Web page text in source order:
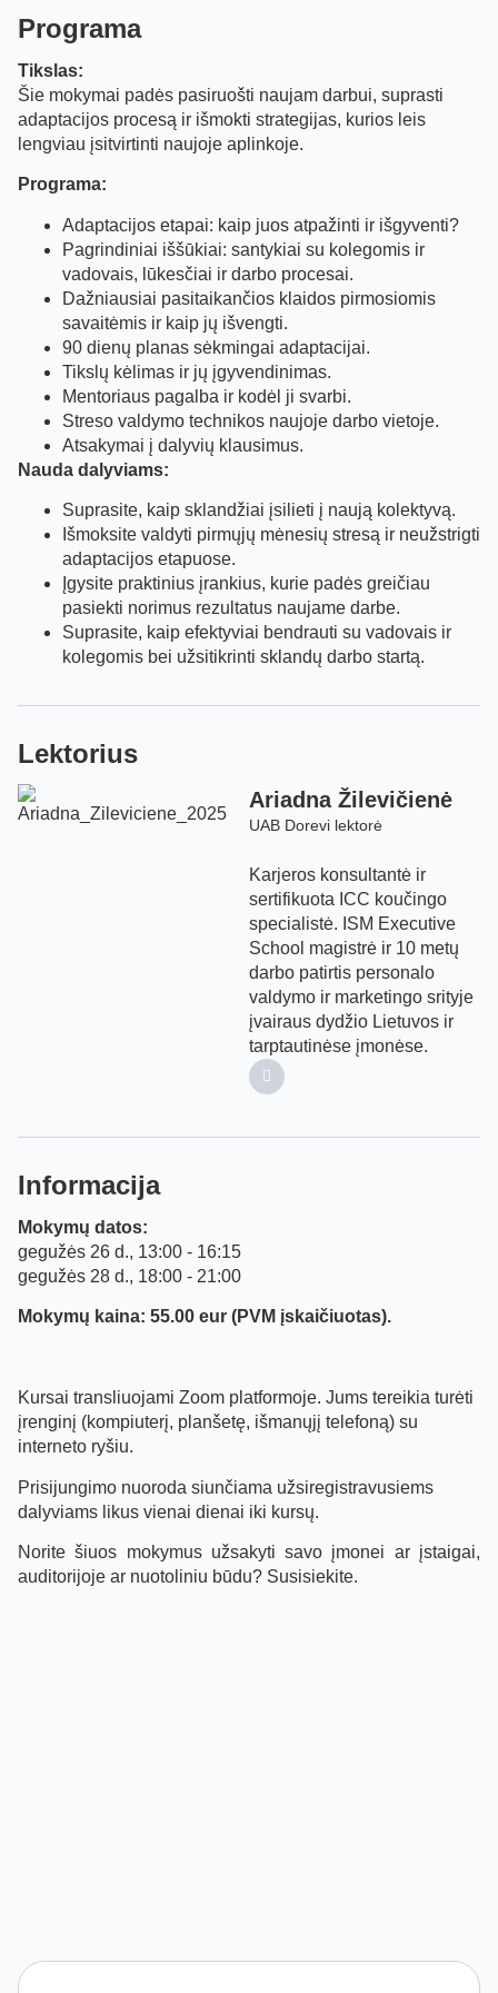
Programa
Tikslas:
Šie mokymai padės pasiruošti naujam darbui, suprasti
adaptacijos procesą ir išmokti strategijas, kurios leis
lengviau įsitvirtinti naujoje aplinkoje.
Programa:
Adaptacijos etapai: kaip juos atpažinti ir išgyventi?
Pagrindiniai iššūkiai: santykiai su kolegomis ir
vadovais, lūkesčiai ir darbo procesai.
Dažniausiai pasitaikančios klaidos pirmosiomis
savaitėmis ir kaip jų išvengti.
90 dienų planas sėkmingai adaptacijai.
Tikslų kėlimas ir jų įgyvendinimas.
Mentoriaus pagalba ir kodėl ji svarbi.
Streso valdymo technikos naujoje darbo vietoje.
Atsakymai į dalyvių klausimus.
Nauda dalyviams:
Suprasite, kaip sklandžiai įsilieti į naują kolektyvą.
Išmoksite valdyti pirmųjų mėnesių stresą ir neužstrigti
adaptacijos etapuose.
Įgysite praktinius įrankius, kurie padės greičiau
pasiekti norimus rezultatus naujame darbe.
Suprasite, kaip efektyviai bendrauti su vadovais ir
kolegomis bei užsitikrinti sklandų darbo startą.
Lektorius
Ariadna Žilevičienė
UAB Dorevi lektorė
Karjeros konsultantė ir
sertifikuota ICC koučingo
specialistė. ISM Executive
School magistrė ir 10 metų
darbo patirtis personalo
valdymo ir marketingo srityje
įvairaus dydžio Lietuvos ir
tarptautinėse įmonėse.
Informacija
Mokymų datos:
gegužės 26 d., 13:00 - 16:15
gegužės 28 d., 18:00 - 21:00
Mokymų kaina: 55.00 eur (PVM įskaičiuotas).
Kursai transliuojami Zoom platformoje. Jums tereikia turėti
įrenginį (kompiuterį, planšetę, išmanųjį telefoną) su
interneto ryšiu.
Prisijungimo nuoroda siunčiama užsiregistravusiems
dalyviams likus vienai dienai iki kursų.
Norite šiuos mokymus užsakyti savo įmonei ar įstaigai,
auditorijoje ar nuotoliniu būdu? Susisiekite.